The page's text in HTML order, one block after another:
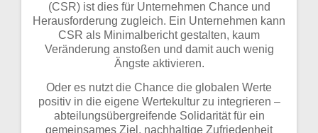
(CSR) ist dies für Unternehmen Chance und
Herausforderung zugleich. Ein Unternehmen kann
CSR als Minimalbericht gestalten, kaum
Veränderung anstoßen und damit auch wenig
Ängste aktivieren.
Oder es nutzt die Chance die globalen Werte
positiv in die eigene Wertekultur zu integrieren –
abteilungsübergreifende Solidarität für ein
gemeinsames Ziel, nachhaltige Zufriedenheit